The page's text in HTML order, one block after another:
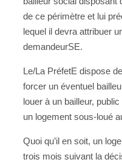
de ce périmètre et lui
lequel il devra attribuer
demandeurSE.
Le/La PréfetE dispose
forcer un éventuel
louer à un bailleur,
un logement sous-loué
Quoi qu’il en soit, un
trois mois suivant la